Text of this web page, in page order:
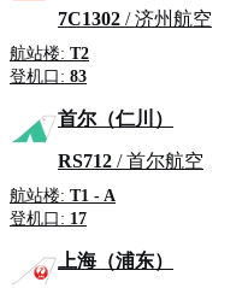
7C1302 / 济州航空
航站楼: T2
登机口: 83
首尔（仁川）
RS712 / 首尔航空
航站楼: T1 - A
登机口: 17
上海（浦东）